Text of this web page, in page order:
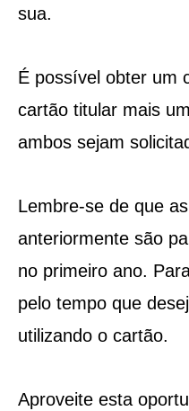
sua.
É possível obter um
cartão titular mais
ambos sejam
Lembre-se de que
anteriormente são
no primeiro ano.
pelo tempo que
utilizando o cartão.
Aproveite esta